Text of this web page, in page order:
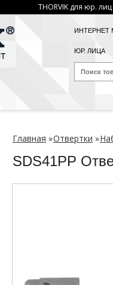
THORVIK для юр. лиц
ИНТЕРНЕТ
ЮР. ЛИЦА
Главная »Отвертки »
SDS41PP